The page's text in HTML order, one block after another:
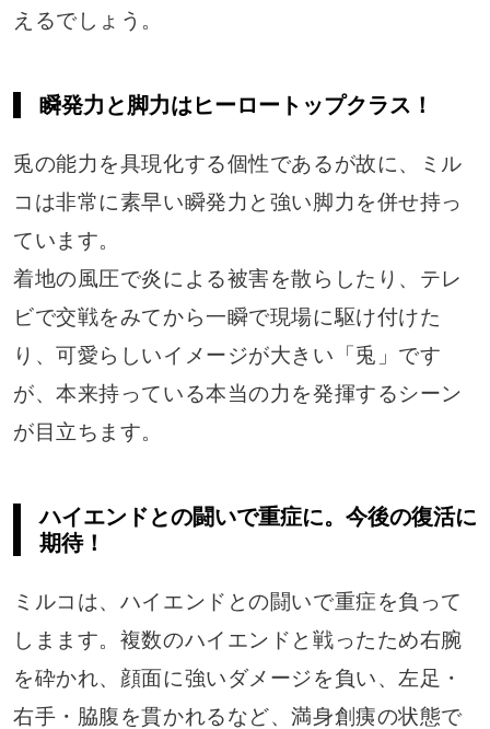
えるでしょう。
瞬発力と脚力はヒーロートップクラス！
兎の能力を具現化する個性であるが故に、ミル
コは非常に素早い瞬発力と強い脚力を併せ持っ
ています。
着地の風圧で炎による被害を散らしたり、テレ
ビで交戦をみてから一瞬で現場に駆け付けた
り、可愛らしいイメージが大きい「兎」です
が、本来持っている本当の力を発揮するシーン
が目立ちます。
ハイエンドとの闘いで重症に。今後の復活に
期待！
ミルコは、ハイエンドとの闘いで重症を負って
しまます。複数のハイエンドと戦ったため右腕
を砕かれ、顔面に強いダメージを負い、左足・
右手・脇腹を貫かれるなど、満身創痍の状態で